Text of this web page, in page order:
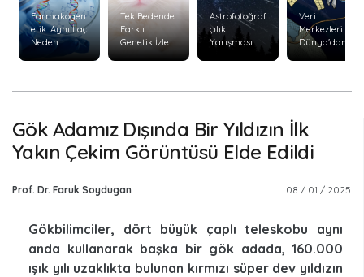
Farmakogen
etik: Aynı İlaç
Neden
?
Tek Bedende
Farklı
Genetik İzler:
Kimerizm
Astrofotoğraf
çılık
Yarışması
Veri
Merkezleri
Dünya'dan
Gök Adamız Dışında Bir Yıldızın İlk
Yakın Çekim Görüntüsü Elde Edildi
Prof. Dr. Faruk Soydugan 08 / 01 / 2025
Gökbilimciler, dört büyük çaplı teleskobu aynı
anda kullanarak başka bir gök adada, 160.000
ışık yılı uzaklıkta bulunan kırmızı süper dev yıldızın